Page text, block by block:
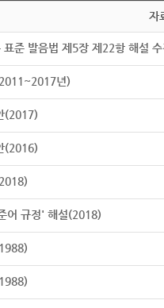
자
표준 발음법 제5장 제22항 해설
년)
(2017)
(2016)
어 규정' 해설(2018)